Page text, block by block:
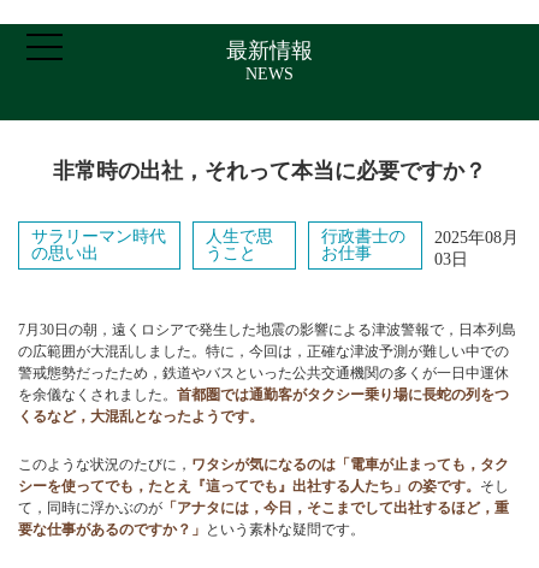
ご挨拶・プロフィール
報酬について
お問い合わせ
最新情報
NEWS
非常時の出社，それって本当に必要ですか？
サラリーマン時代
の思い出
人生で思
うこと
行政書士の
お仕事
2025年08月
03日
7月30日の朝，遠くロシアで発生した地震の影響による津波警報で，日本列島
の広範囲が大混乱しました。特に，今回は，正確な津波予測が難しい中での
警戒態勢だったため，鉄道やバスといった公共交通機関の多くが一日中運休
を余儀なくされました。 首都圏では通勤客がタクシー乗り場に長蛇の列をつ
くるなど，大混乱となったようです。
このような状況のたびに， ワタシが気になるのは「電車が止まっても，タク
シーを使ってでも，たとえ『這ってでも』出社する人たち」の姿です。 そし
て，同時に浮かぶのが 「アナタには，今日，そこまでして出社するほど，重
要な仕事があるのですか？」 という素朴な疑問です。